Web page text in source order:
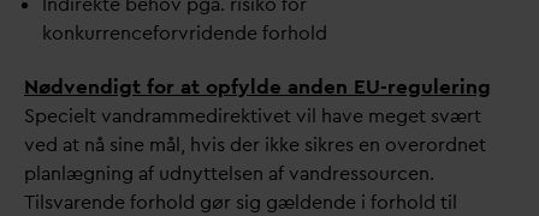
konkurrenceforvridende forhold
Nødvendigt for at opfylde anden EU-regulering
Specielt vandrammedirektivet vil have meget svært
ved at nå sine mål, hvis der ikke sikres en overordnet
planlægning af udnyttelsen af vandressourcen.
Tilsvarende forhold gør sig gældende i forhold til